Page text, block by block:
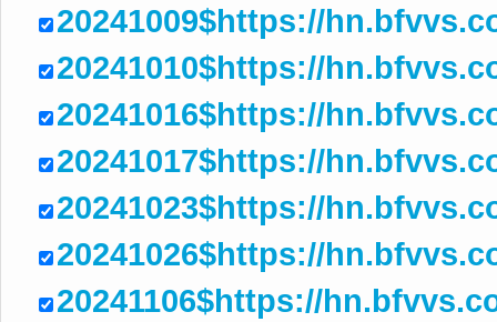
20241009$https://
20241010$https://
20241016$https://
20241017$https://
20241023$https://
20241026$https://
20241106$https://